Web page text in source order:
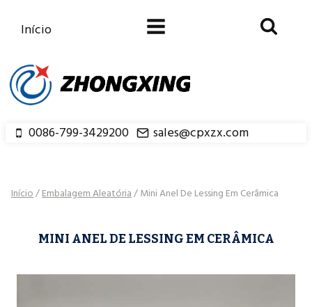
para
conteúdo
Início
0086-799-3429200 sales@cpxzx.com
Início/Embalagem Aleatória/Mini Anel De Lessing Em Cerâmica
MINI ANEL DE LESSING EM CERÂMICA